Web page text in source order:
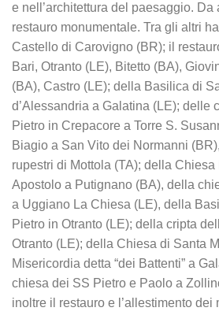
e nell’architettura del paesaggio. Da
restauro monumentale. Tra gli altri
Castello di Carovigno (BR); il
Bari, Otranto (LE), Bitetto (BA),
(BA), Castro (LE); della Basilica di
d’Alessandria a Galatina (LE); delle
Pietro in Crepacore a Torre S.
Biagio a San Vito dei Normanni
rupestri di Mottola (TA); della
Apostolo a Putignano (BA), della
a Uggiano La Chiesa (LE), della
Pietro in Otranto (LE); della cripta
Otranto (LE); della Chiesa di Santa
Misericordia detta “dei Battenti” a
chiesa dei SS Pietro e Paolo a
inoltre il restauro e l’allestimento dei